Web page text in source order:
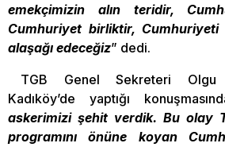
emekçimizin alın teridir,
Cumhuriyet birliktir, Cumhuriyeti
alaşağı edeceğiz” dedi.
TGB Genel Sekreteri Olgu
Kadıköy’de yaptığı
askerimizi şehit verdik. Bu olay
programını önüne koyan